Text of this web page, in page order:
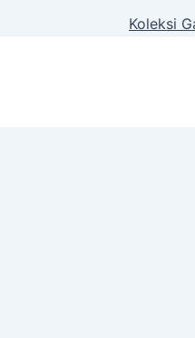
Koleksi